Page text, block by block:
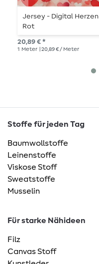
Jersey - Digital Herzen
Rot
20,89 € *
1 Meter | 20,89 € / Meter
Stoffe für jeden Tag
Baumwollstoffe
Leinenstoffe
Viskose Stoff
Sweatstoffe
Musselin
Für starke Nähideen
Filz
Canvas Stoff